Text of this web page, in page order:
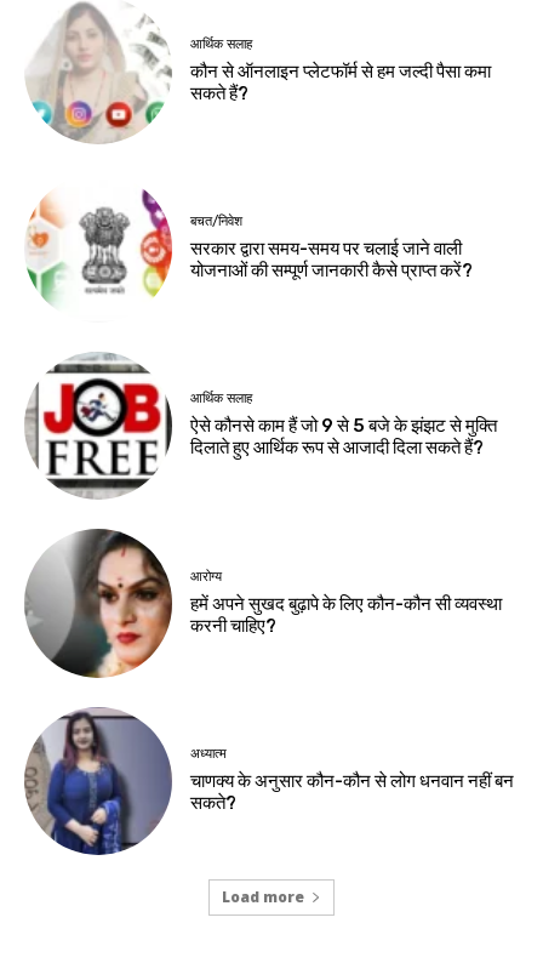
आर्थिक सलाह
कौन से ऑनलाइन प्लेटफॉर्म से हम जल्दी पैसा कमा
सकते हैं?
बचत/निवेश
सरकार द्वारा समय-समय पर चलाई जाने वाली
योजनाओं की सम्पूर्ण जानकारी कैसे प्राप्त करें?
आर्थिक सलाह
ऐसे कौनसे काम हैं जो 9 से 5 बजे के झंझट से मुक्ति
दिलाते हुए आर्थिक रूप से आजादी दिला सकते हैं?
आरोग्य
हमें अपने सुखद बुढ़ापे के लिए कौन-कौन सी व्यवस्था
करनी चाहिए?
अध्यात्म
चाणक्य के अनुसार कौन-कौन से लोग धनवान नहीं बन
सकते?
Load more